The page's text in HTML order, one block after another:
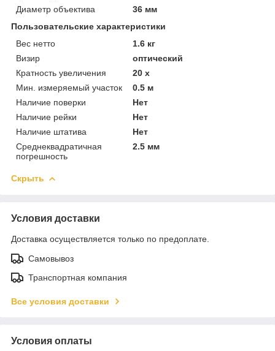
Диаметр объектива
36 мм
Пользовательские характеристики
Вес нетто
1.6 кг
Визир
оптический
Кратность увеличения
20 х
Мин. измеряемый участок
0.5 м
Наличие поверки
Нет
Наличие рейки
Нет
Наличие штатива
Нет
Среднеквадратичная
погрешность
2.5 мм
Скрыть
Условия доставки
Доставка осуществляется только по предоплате.
Самовывоз
Транспортная компания
Все условия доставки
Условия оплаты